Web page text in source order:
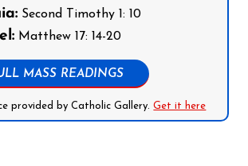
Second Timothy 1: 10
Matthew 17: 14-20
MASS READINGS
provided by Catholic Gallery.Get it here